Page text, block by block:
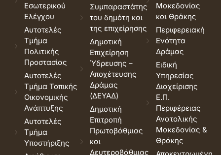
Εσωτερικού
Ελέγχου
Αυτοτελές
Τμήμα
Πολιτικής
Προστασίας
Αυτοτελές
Τμήμα Τοπικής
Οικονομικής
Ανάπτυξης
Αυτοτελές
Τμήμα
Υποστήριξης
Συμπαραστάτης
του δημότη και
της επιχείρησης
Δημοτική
Επιχείρηση
Ύδρευσης –
Αποχέτευσης
Δράμας
(ΔΕΥΑΔ)
Δημοτική
Επιτροπή
Πρωτοβάθμιας
και
Δευτεροβάθμιας
Μακεδονίας
και Θράκης
Περιφερειακή
Ενότητα
Δράμας
Ειδική
Υπηρεσίας
Διαχείρισης
Ε.Π.
Περιφέρειας
Ανατολικής
Μακεδονίας &
Θράκης